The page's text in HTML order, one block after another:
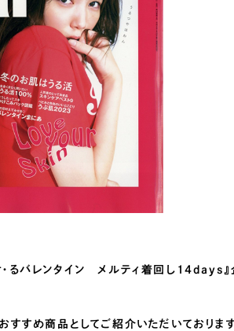
るバレンタイン メルティ着回し14days』
すめ商品としてご紹介いただいております